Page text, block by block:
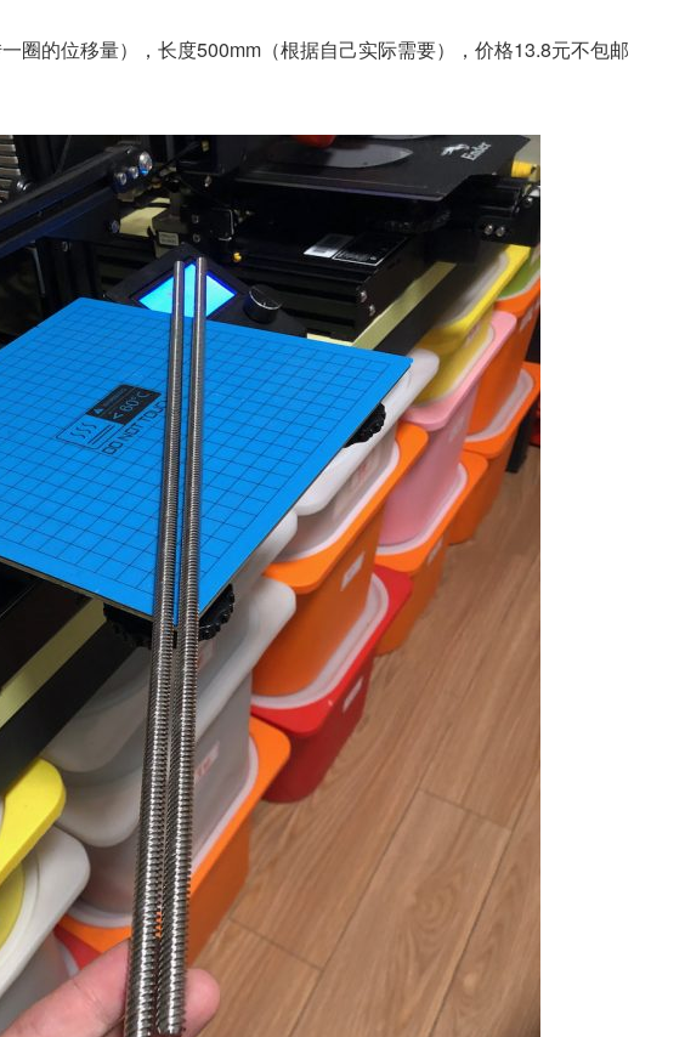
圈的位移量），长度500mm（根据自己实际需要），价格13.8元不包邮